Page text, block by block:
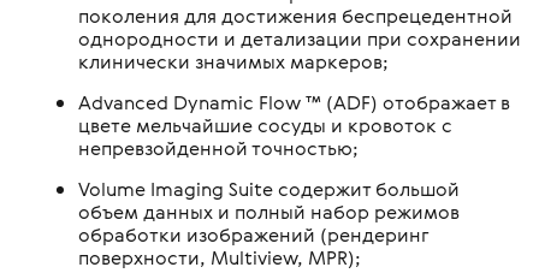
поколения для достижения беспрецедентной
однородности и детализации при сохранении
клинически значимых маркеров;
Advanced Dynamic Flow ™ (ADF) отображает в
цвете мельчайшие сосуды и кровоток с
непревзойденной точностью;
Volume Imaging Suite содержит большой
объем данных и полный набор режимов
обработки изображений (рендеринг
поверхности, Multiview, MPR);